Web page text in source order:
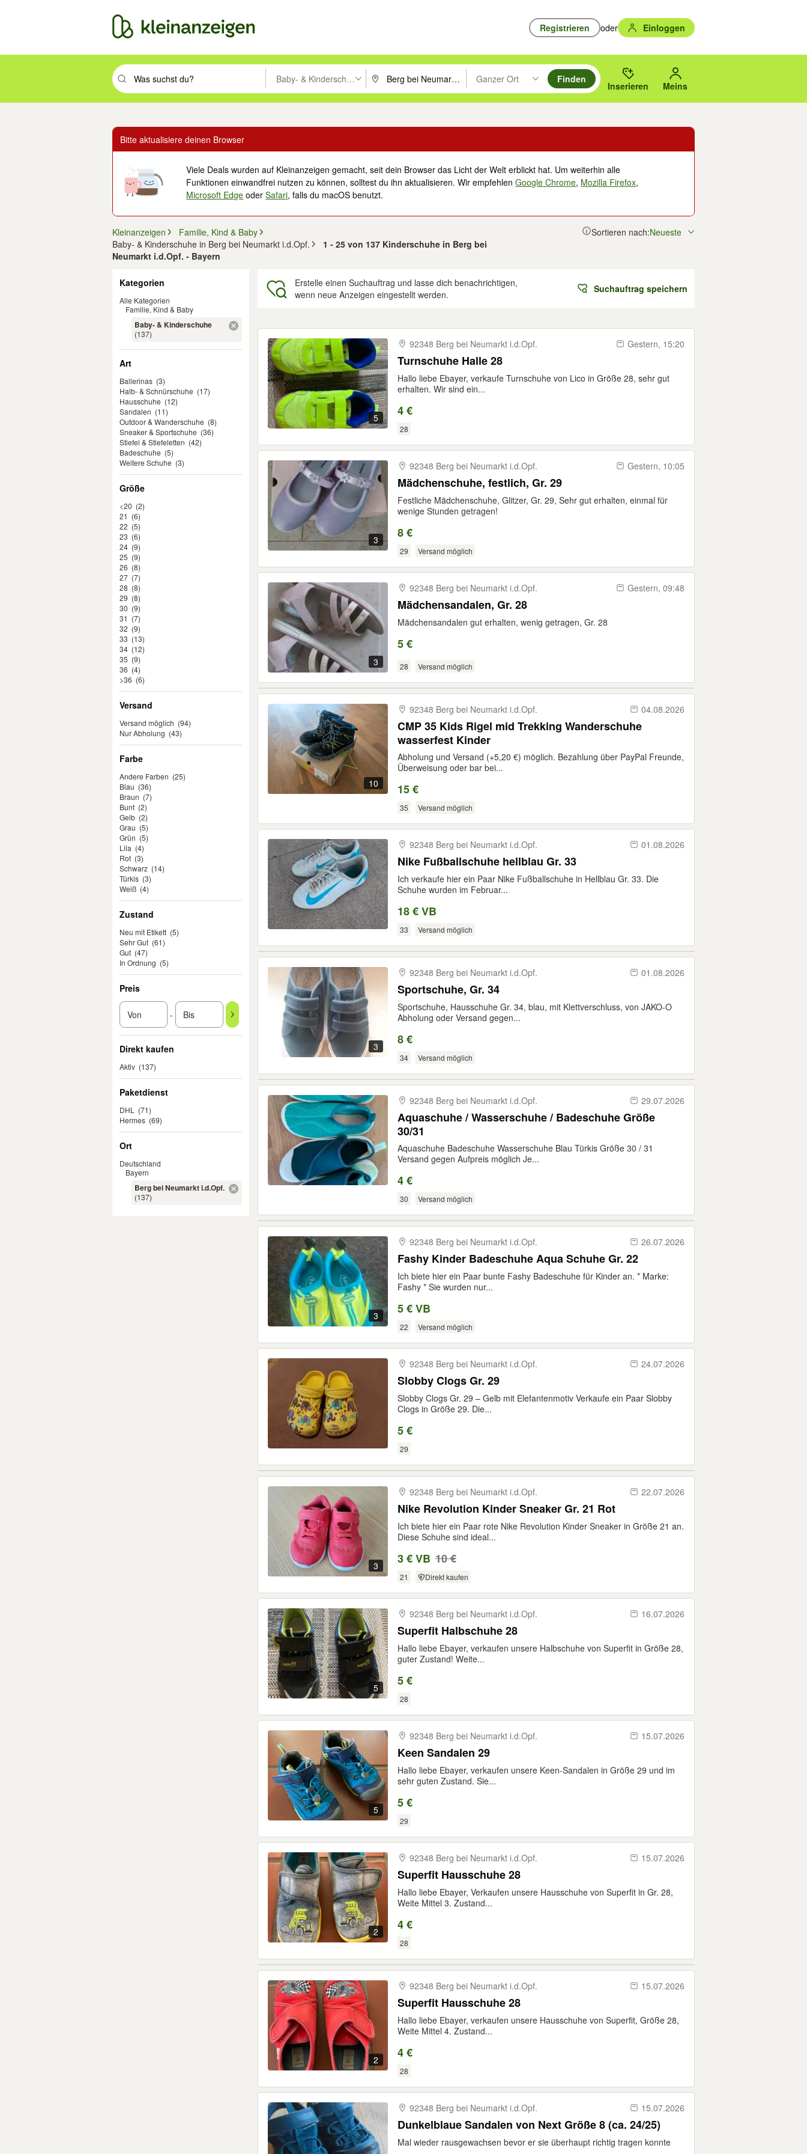
Registrieren oder Einloggen
Suchbegriff eingeben. Eingabetaste drücken um zu suchen, oder Vorschläge mit den Pfeiltasten nach oben/unten durchsuchen und mit Eingabetaste auswählen.
Baby- & Kinderschuhe PLZ oder Ort eingeben. Eingabetaste drücken um zu suchen, oder Vorschläge mit den Pfeiltasten nach oben/
Ganzer Ort
Suche im Umkreis des gewählten Orts oder PLZ.
Finden
Inserieren Meins
Bitte aktualisiere deinen Browser
Viele Deals wurden auf Kleinanzeigen gemacht, seit dein Browser das Licht der Welt erblickt hat. Um weiterhin alle
Funktionen einwandfrei nutzen zu können, solltest du ihn aktualisieren. Wir empfehlenGoogle Chrome, Mozilla Firefox,
Microsoft Edge oderSafari, falls du macOS benutzt.
Kleinanzeigen
Familie, Kind & Baby
Baby- & Kinderschuhe in Berg bei Neumarkt i.d.Opf.
1 - 25 von 137 Kinderschuhe in Berg bei
Neumarkt i.d.Opf. - Bayern
Sortieren nach:Neueste
Kategorien
Alle Kategorien
Familie, Kind & Baby
Baby- & Kinderschuhe
(137)
Art
Ballerinas (3)
Halb- & Schnürschuhe (17)
Hausschuhe (12)
Sandalen (11)
Outdoor & Wanderschuhe (8)
Sneaker & Sportschuhe (36)
Stiefel & Stiefeletten (42)
Badeschuhe (5)
Weitere Schuhe (3)
Größe
<20 (2)
21 (6)
22 (5)
23 (6)
24 (9)
25 (9)
26 (8)
27 (7)
28 (8)
29 (8)
30 (9)
31 (7)
32 (9)
33 (13)
34 (12)
35 (9)
36 (4)
>36 (6)
Versand
Versand möglich (94)
Nur Abholung (43)
Farbe
Andere Farben (25)
Blau (36)
Braun (7)
Bunt (2)
Gelb (2)
Grau (5)
Grün (5)
Lila (4)
Rot (3)
Schwarz (14)
Türkis (3)
Weiß (4)
Zustand
Neu mit Etikett (5)
Sehr Gut (61)
Gut (47)
In Ordnung (5)
Preis
-
Direkt kaufen
Aktiv (137)
Paketdienst
DHL
(71)
Hermes (69)
Ort
Deutschland
Bayern
Berg bei Neumarkt i.d.Opf.
(137)
Erstelle einen Suchauftrag und lasse dich benachrichtigen,
wenn neue Anzeigen eingestellt werden.
Suchauftrag speichern
5
92348 Berg bei Neumarkt i.d.Opf. Gestern, 15:20
Turnschuhe Halle 28
Hallo liebe Ebayer, verkaufe Turnschuhe von Lico in Größe 28, sehr gut
erhalten. Wir sind ein...
4 €
28
3
92348 Berg bei Neumarkt i.d.Opf. Gestern, 10:05
Mädchenschuhe, festlich, Gr. 29
Festliche Mädchenschuhe, Glitzer, Gr. 29, Sehr gut erhalten, einmal für
wenige Stunden getragen!
8 €
29 Versand möglich
3
92348 Berg bei Neumarkt i.d.Opf. Gestern, 09:48
Mädchensandalen, Gr. 28
Mädchensandalen gut erhalten, wenig getragen, Gr. 28
5 €
28 Versand möglich
10
92348 Berg bei Neumarkt i.d.Opf. 04.08.2026
CMP 35 Kids Rigel mid Trekking Wanderschuhe
wasserfest Kinder
Abholung und Versand (+5,20 €) möglich. Bezahlung über PayPal Freunde,
Überweisung oder bar bei...
15 €
35 Versand möglich
92348 Berg bei Neumarkt i.d.Opf. 01.08.2026
Nike Fußballschuhe hellblau Gr. 33
Ich verkaufe hier ein Paar Nike Fußballschuhe in Hellblau Gr. 33. Die
Schuhe wurden im Februar...
18 € VB
33 Versand möglich
3
92348 Berg bei Neumarkt i.d.Opf. 01.08.2026
Sportschuhe, Gr. 34
Sportschuhe, Hausschuhe Gr. 34, blau, mit Klettverschluss, von JAKO-O
Abholung oder Versand gegen...
8 €
34 Versand möglich
92348 Berg bei Neumarkt i.d.Opf. 29.07.2026
Aquaschuhe / Wasserschuhe / Badeschuhe Größe
30/31
Aquaschuhe Badeschuhe Wasserschuhe Blau Türkis Größe 30 / 31
Versand gegen Aufpreis möglich Je...
4 €
30 Versand möglich
3
92348 Berg bei Neumarkt i.d.Opf. 26.07.2026
Fashy Kinder Badeschuhe Aqua Schuhe Gr. 22
Ich biete hier ein Paar bunte Fashy Badeschuhe für Kinder an. * Marke:
Fashy * Sie wurden nur...
5 € VB
22 Versand möglich
92348 Berg bei Neumarkt i.d.Opf. 24.07.2026
Slobby Clogs Gr. 29
Slobby Clogs Gr. 29 – Gelb mit Elefantenmotiv Verkaufe ein Paar Slobby
Clogs in Größe 29. Die...
5 €
29
3
92348 Berg bei Neumarkt i.d.Opf. 22.07.2026
Nike Revolution Kinder Sneaker Gr. 21 Rot
Ich biete hier ein Paar rote Nike Revolution Kinder Sneaker in Größe 21 an.
Diese Schuhe sind ideal...
3 € VB 10 €
21 Direkt kaufen
5
92348 Berg bei Neumarkt i.d.Opf. 16.07.2026
Superfit Halbschuhe 28
Hallo liebe Ebayer, verkaufen unsere Halbschuhe von Superfit in Größe 28,
guter Zustand! Weite...
5 €
28
5
92348 Berg bei Neumarkt i.d.Opf. 15.07.2026
Keen Sandalen 29
Hallo liebe Ebayer, verkaufen unsere Keen-Sandalen in Größe 29 und im
sehr guten Zustand. Sie...
5 €
29
2
92348 Berg bei Neumarkt i.d.Opf. 15.07.2026
Superfit Hausschuhe 28
Hallo liebe Ebayer, Verkaufen unsere Hausschuhe von Superfit in Gr. 28,
Weite Mittel 3. Zustand...
4 €
28
2
92348 Berg bei Neumarkt i.d.Opf. 15.07.2026
Superfit Hausschuhe 28
Hallo liebe Ebayer, verkaufen unsere Hausschuhe von Superfit, Größe 28,
Weite Mittel 4. Zustand...
4 €
28
92348 Berg bei Neumarkt i.d.Opf. 15.07.2026
Dunkelblaue Sandalen von Next Größe 8 (ca. 24/25)
Mal wieder rausgewachsen bevor er sie überhaupt richtig tragen konnte